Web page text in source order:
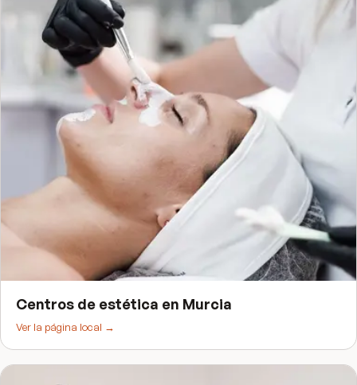
Centros de estética en Murcia
Ver la página local →